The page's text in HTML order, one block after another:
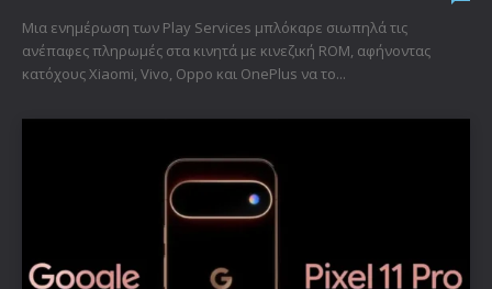
Μια ενημέρωση των Play Services μπλόκαρε σιωπηλά τις
ανέπαφες πληρωμές στα κινητά με κινεζική ROM, αφήνοντας
κατόχους Xiaomi, Vivo, Oppo και OnePlus να το...